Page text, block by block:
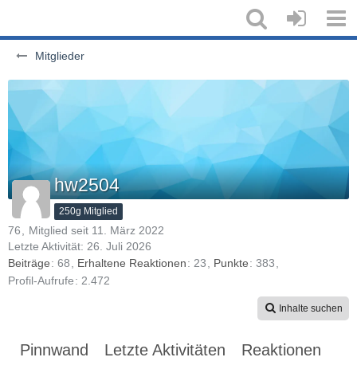
Mitglieder
hw2504
250g Mitglied
76
Mitglied seit 11. März 2022
Letzte Aktivität: 26. Juli 2026
Beiträge
68 Erhaltene Reaktionen 23 Punkte
383
Profil-Aufrufe
2.472
Inhalte suchen
Pinnwand Letzte Aktivitäten Reaktionen